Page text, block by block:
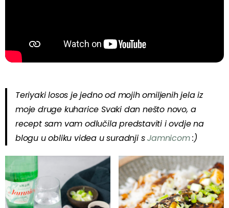
Teriyaki losos je jedno od mojih omiljenih jela iz
moje druge kuharice Svaki dan nešto novo, a
recept sam vam odlučila predstaviti i ovdje na
blogu u obliku videa u suradnji sJamnicom:)